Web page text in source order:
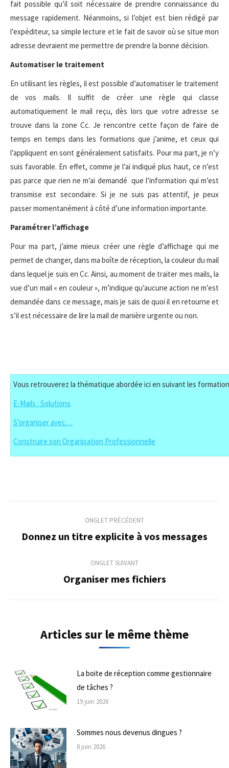
fait possible qu’il soit nécessaire de prendre connaissance du
message rapidement. Néanmoins, si l’objet est bien rédigé par
l’expéditeur, sa simple lecture et le fait de savoir où se situe mon
adresse devraient me permettre de prendre la bonne décision.
Automatiser le traitement
En utilisant les règles, il est possible d’automatiser le traitement
de vos mails. Il suffit de créer une règle qui classe
automatiquement le mail reçu, dès lors que votre adresse se
trouve dans la zone Cc. Je rencontre cette façon de faire de
temps en temps dans les formations que j’anime, et ceux qui
l’appliquent en sont généralement satisfaits. Pour ma part, je n’y
suis favorable. En effet, comme je l’ai indiqué plus haut, ce n’est
pas parce que rien ne m’ai demandé que l’information qui m’est
transmise est secondaire. Si je ne suis pas attentif, je peux
passer momentanément à côté d’une information importante.
Paramétrer l’affichage
Pour ma part, j’aime mieux créer une règle d’affichage qui me
permet de changer, dans ma boîte de réception, la couleur du mail
dans lequel je suis en Cc. Ainsi, au moment de traiter mes mails, la
vue d’un mail « en couleur », m’indique qu’aucune action ne m’est
demandée dans ce message, mais je sais de quoi il en retourne et
s’il est nécessaire de lire la mail de manière urgente ou non.
Vous retrouverez la thématique abordée ici en suivant les
E-Mails : Solutions
S’organiser avec…
Construire son Organisation Professionnelle
de
commentaire
ONGLET PRÉCÉDENT
Onglet
Donnez un titre explicite à vos messages
ONGLET SUIVANT
Onglet
Organiser mes fichiers
Articles sur le même thème
La boite de réception comme gestionnaire
de tâches ?
19 juin 2026
Sommes nous devenus dingues ?
8 juin 2026